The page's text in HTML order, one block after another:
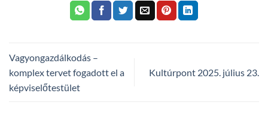
Vagyongazdálkodás –
komplex tervet fogadott el a
képviselőtestület
Kultúrpont 2025. július 23.